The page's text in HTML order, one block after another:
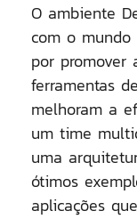
O ambiente
com o
por promover
ferramentas
melhoram a
um time
uma
ótimos
aplicações